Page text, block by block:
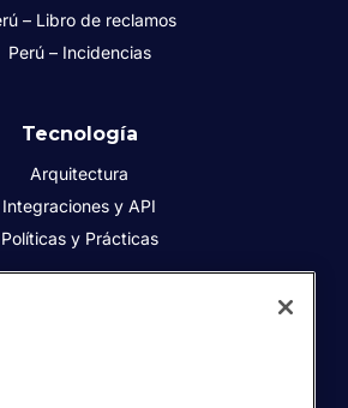
– Libro de reclamos
Perú – Incidencias
Tecnología
Arquitectura
Integraciones y API
Políticas y Prácticas